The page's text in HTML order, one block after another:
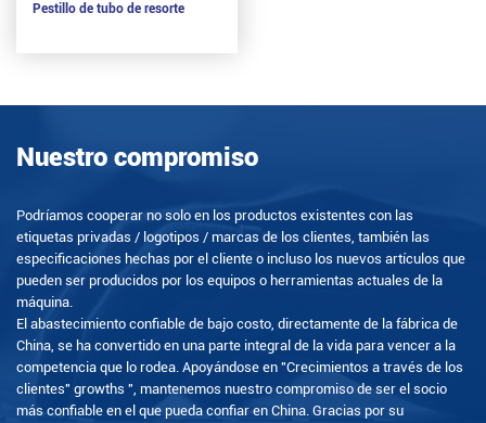
Pestillo de tubo de resorte
Nuestro compromiso
Podríamos cooperar no solo en los productos existentes con las
etiquetas privadas / logotipos / marcas de los clientes, también las
especificaciones hechas por el cliente o incluso los nuevos artículos que
pueden ser producidos por los equipos o herramientas actuales de la
máquina.
El abastecimiento confiable de bajo costo, directamente de la fábrica de
China, se ha convertido en una parte integral de la vida para vencer a la
competencia que lo rodea. Apoyándose en "Crecimientos a través de los
clientes" growths ", mantenemos nuestro compromiso de ser el socio
más confiable en el que pueda confiar en China. Gracias por su